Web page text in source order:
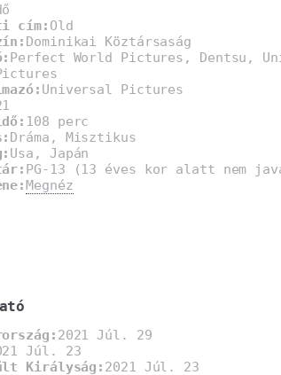
cím: Old
Dominikai Köztársaság
Perfect World Pictures, Dentsu,
Universal Pictures
108 perc
Dráma, Misztikus
Usa, Japán
PG-13 (13 éves kor alatt nem
Megnéz
2021 Júl. 29
Júl. 23
Királyság: 2021 Júl. 23